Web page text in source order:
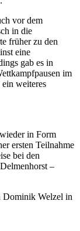
vor dem
in die
früher zu den
eine
gab es in
im
weiteres
in Form
ersten Teilnahme
bei den
–
Dominik Welzel in